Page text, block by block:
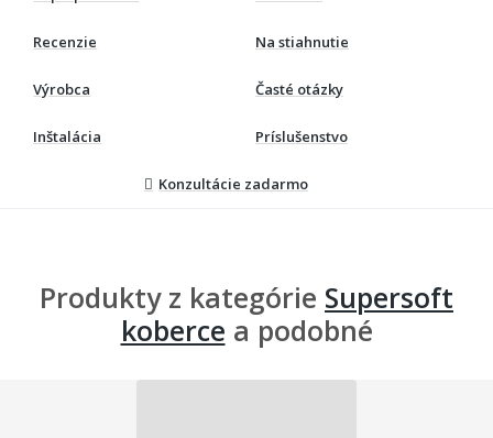
Recenzie Na stiahnutie
Výrobca Časté otázky
Inštalácia Príslušenstvo
Konzultácie zadarmo
Produkty z kategórie Supersoft
koberce a podobné